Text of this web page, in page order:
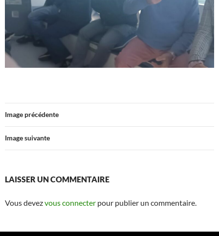
Image précédente
Image suivante
LAISSER UN COMMENTAIRE
Vous devezvous connecter pour publier un commentaire.